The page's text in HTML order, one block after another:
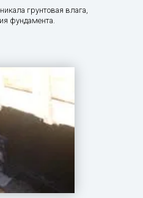
грунтовая влага,
фундамента.